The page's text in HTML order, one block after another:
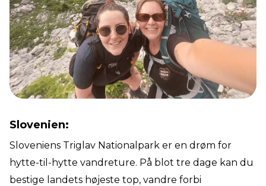
Slovenien:
Sloveniens Triglav Nationalpark er en drøm for
hytte-til-hytte vandreture. På blot tre dage kan du
bestige landets højeste top, vandre forbi